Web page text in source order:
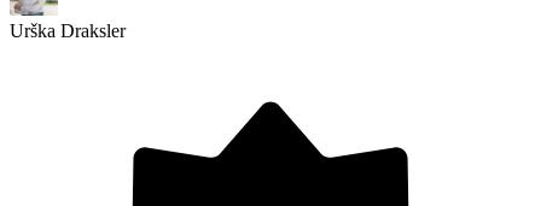
Urška Draksler